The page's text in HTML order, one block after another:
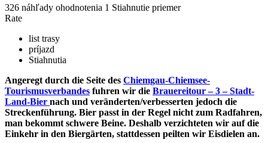
326 náhľady ohodnotenia 1 Stiahnutie priemer
Rate
list trasy
príjazd
Stiahnutia
Angeregt durch die Seite des Chiemgau-Chiemsee-
Tourismusverbandes fuhren wir die Brauereitour – 3 – Stadt-
Land-Bier nach und veränderten/verbesserten jedoch die
Streckenführung. Bier passt in der Regel nicht zum Radfahren,
man bekommt schwere Beine. Deshalb verzichteten wir auf die
Einkehr in den Biergärten, stattdessen peilten wir Eisdielen an.